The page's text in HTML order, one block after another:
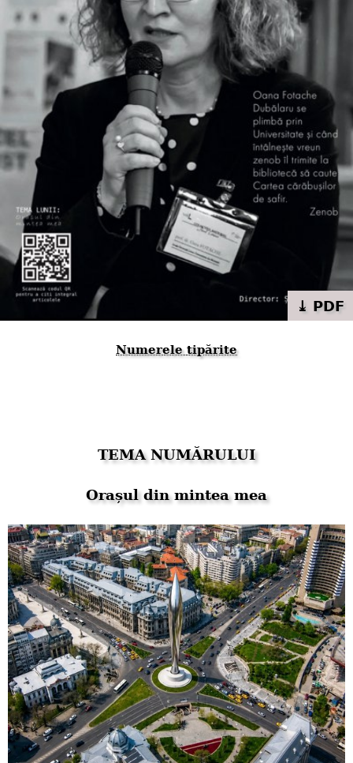
⤓ PDF
Numerele tipărite
TEMA NUMĂRULUI
Orașul din mintea mea